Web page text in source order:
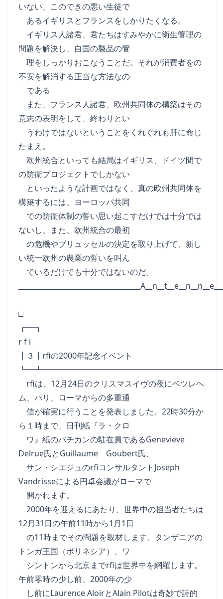
いない、このできの悪い生徒で
あるイギリスとフランスをしかりたくなる。
イギリス人諸君、君たちはすみやかに衛生管理の
問題を解決し、自国の製品の管
理をしっかりおこなうことだ。それが消費者をの
不安を解消する正当な方法なの
である
また、フランス人諸君、欧州共同体の構築はその
意志の表明をして、終わりとい
うわけではないということをくれぐれも肝に命じ
たまえ。
欧州統合といっても結局はイギリス、ドイツ間で
の防衛プロジェクトでしかない
といったような計画ではなく、真の欧州共同体を
構築するには、ヨーロッパ共同
での防衛体制の誓い思い起こすだけでは十分では
ないし、また、欧州統合の最初
の危機やブリュッセルの決定を取り上げて、新し
い統一欧州の農業の誓いを叫ん
でいるだけでも十分ではないのだ。
□
r f i
┃３┃rfiの2000年記念イベント
rfiは、12月24日のクリスマスイヴの夜にベツレヘ
ム、パリ、ローマからの多重通
信が確実に行うことを発表しました。22時30分か
ら１時まで、日刊紙『ラ・クロ
ワ』紙のバチカンの駐在員であるGenevieve
Delrue氏とGuillaume Goubert氏、
サン・シエジュのrfiコンサルタントJoseph
Vandrisseによる円卓会議がローマで
開かれます。
2000年を迎えるにあたり、世界中の担当者たちは
12月31日の午前11時から1月1日
の11時までその問題を取材します。タンザニアの
トンガ王国（ポリネシア）、ワ
シントンから北京までrfiは世界中を網羅します。
午前零時の少し前、2000年の少
し前にLaurence AloirとAlain Pilotは奇妙で詩的